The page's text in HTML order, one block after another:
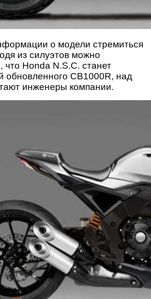
о модели стремиться
из силуэтов можно
что Honda N.S.C. станет
обновленного CB1000R, над
инженеры компании.